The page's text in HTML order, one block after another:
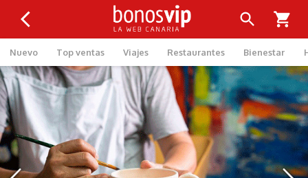
Nuevo Top ventas Viajes Restaurantes Bienestar